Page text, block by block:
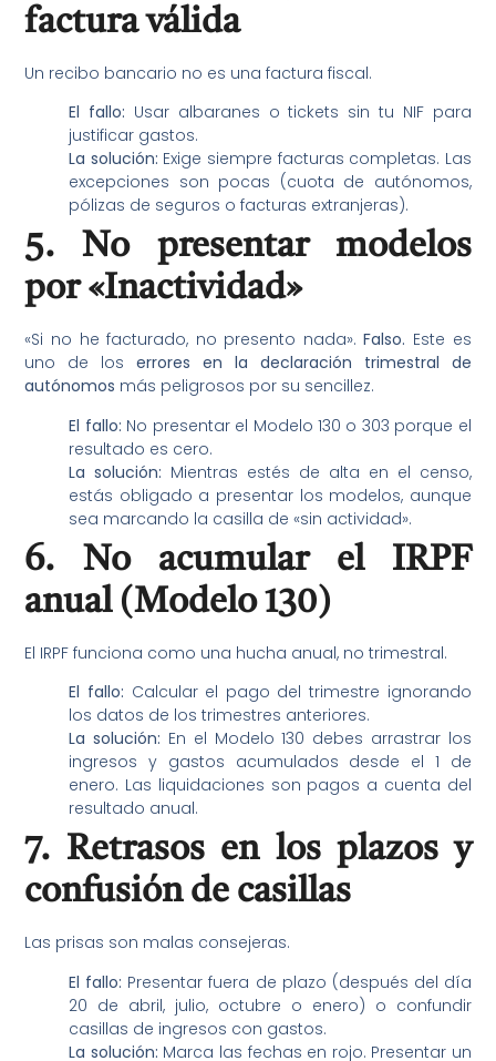
factura válida
Un recibo bancario no es una factura fiscal.
El fallo: Usar albaranes o tickets sin tu NIF para
justificar gastos.
La solución: Exige siempre facturas completas. Las
excepciones son pocas (cuota de autónomos,
pólizas de seguros o facturas extranjeras).
5. No presentar modelos
por «Inactividad»
«Si no he facturado, no presento nada».Falso. Este es
uno de loserrores en la declaración trimestral de
autónomos más peligrosos por su sencillez.
El fallo: No presentar el Modelo 130 o 303 porque el
resultado es cero.
La solución: Mientras estés de alta en el censo,
estás obligado a presentar los modelos, aunque
sea marcando la casilla de «sin actividad».
6. No acumular el IRPF
anual (Modelo 130)
El IRPF funciona como una hucha anual, no trimestral.
El fallo: Calcular el pago del trimestre ignorando
los datos de los trimestres anteriores.
La solución: En el Modelo 130 debes arrastrar los
ingresos y gastos acumulados desde el 1 de
enero. Las liquidaciones son pagos a cuenta del
resultado anual.
7. Retrasos en los plazos y
confusión de casillas
Las prisas son malas consejeras.
El fallo: Presentar fuera de plazo (después del día
20 de abril, julio, octubre o enero) o confundir
casillas de ingresos con gastos.
La solución: Marca las fechas en rojo. Presentar un